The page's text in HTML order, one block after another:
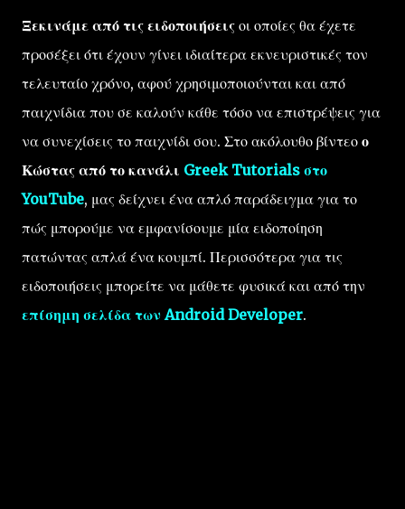
Ξεκινάμε από τις ειδοποιήσεις οι οποίες θα έχετε
προσέξει ότι έχουν γίνει ιδιαίτερα εκνευριστικές τον
τελευταίο χρόνο, αφού χρησιμοποιούνται και από
παιχνίδια που σε καλούν κάθε τόσο να επιστρέψεις για
να συνεχίσεις το παιχνίδι σου. Στο ακόλουθο βίντεο ο
Κώστας από το κανάλι Greek Tutorials στο
YouTube, μας δείχνει ένα απλό παράδειγμα για το
πώς μπορούμε να εμφανίσουμε μία ειδοποίηση
πατώντας απλά ένα κουμπί. Περισσότερα για τις
ειδοποιήσεις μπορείτε να μάθετε φυσικά και από την
επίσημη σελίδα των Android Developer.